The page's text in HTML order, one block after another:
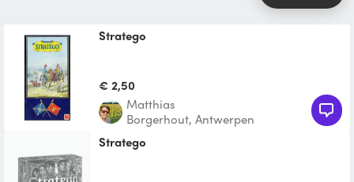
Stratego
€ 2,50
Matthias
Borgerhout, Antwerpen
Stratego